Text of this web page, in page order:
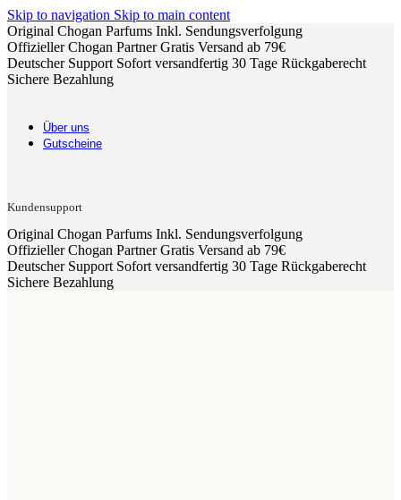
Skip to navigation Skip to main content
Original Chogan Parfums Inkl. Sendungsverfolgung
Offizieller Chogan PartnerGratis Versand ab 79€
Deutscher Support Sofort versandfertig 30 Tage Rückgaberecht
Sichere Bezahlung
Über uns
Gutscheine
Kundensupport
Original Chogan Parfums Inkl. Sendungsverfolgung
Offizieller Chogan PartnerGratis Versand ab 79€
Deutscher Support Sofort versandfertig 30 Tage Rückgaberecht
Sichere Bezahlung